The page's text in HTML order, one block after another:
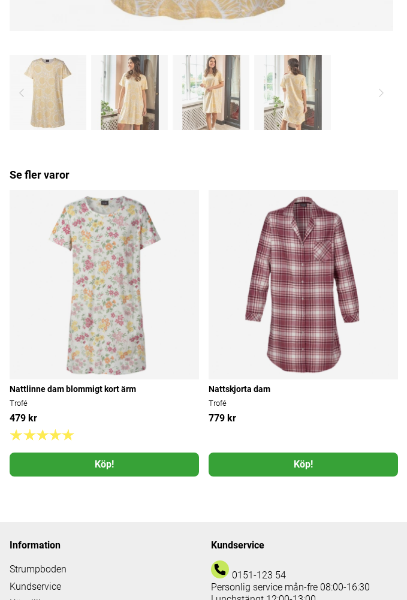
Se fler varor
Nattlinne dam blommigt kort ärm
Trofé
479 kr
Köp!
Nattskjorta dam
Trofé
779 kr
Köp!
Information
Strumpboden
Kundservice
Kundservice
0151-123 54
Personlig service mån-fre 08:00-16:30